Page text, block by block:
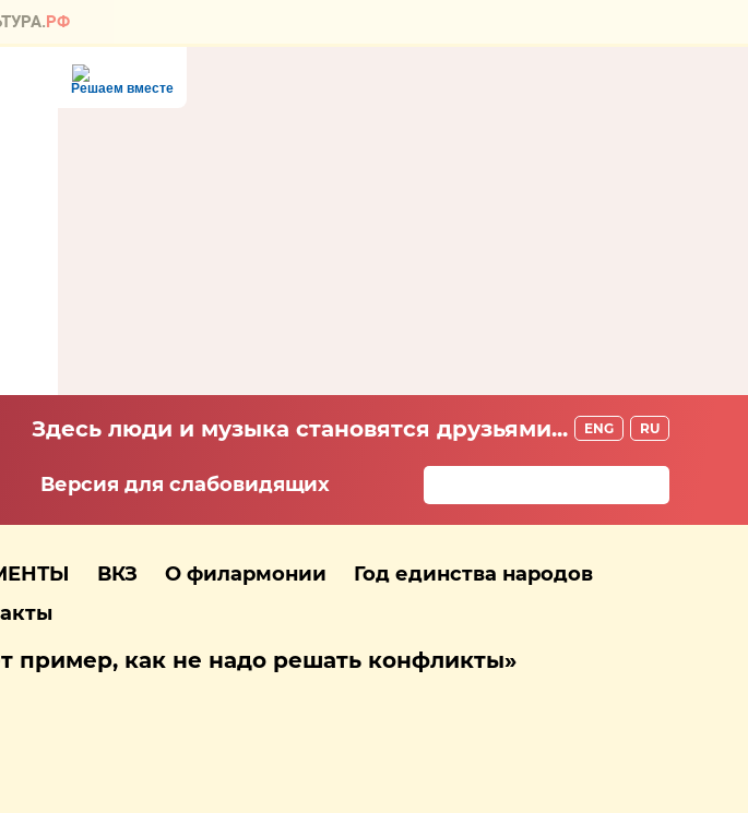
Решаем вместе
Здесь люди и музыка становятся друзьями... ENG RU
Версия для слабовидящих
ВКЗ О филармонии
Год единства народов
пример, как не надо решать конфликты»